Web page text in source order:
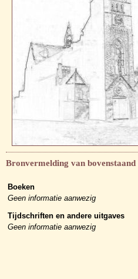
Bronvermelding van bovenstaand
Boeken
Geen informatie aanwezig
Tijdschriften en andere uitgaves
Geen informatie aanwezig